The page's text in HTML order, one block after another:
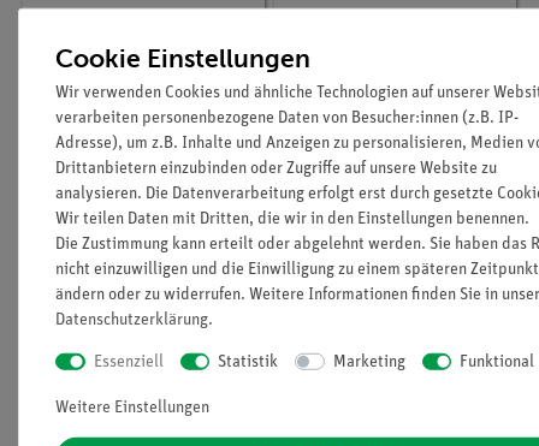
Artikel-Nr.:08024-01
Linse in Fassung, f =
+200 mm
90,00 €
Artikel-Nr.:09823-00
Fassung mit Skale auf
Reiter
17,00 €
Cookie Einstellungen
Wir verwenden Cookies und ähnliche Technologien auf unserer
verarbeiten personenbezogene Daten von Besucher:innen (z.B. IP-
Adresse), um z.B. Inhalte und Anzeigen zu personalisieren, Medien
Drittanbietern einzubinden oder Zugriffe auf unsere Website zu
analysieren. Die Datenverarbeitung erfolgt erst durch gesetzte
Wir teilen Daten mit Dritten, die wir in den Einstellungen benennen.
Die Zustimmung kann erteilt oder abgelehnt werden. Sie haben das
nicht einzuwilligen und die Einwilligung zu einem späteren
ändern oder zu widerrufen. Weitere Informationen finden Sie in
Daten­schutz­erklärung.
Essenziell Statistik Marketing Funktional
Weitere Einstellungen